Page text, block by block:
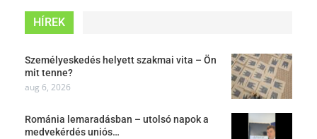
HÍREK
Személyeskedés helyett szakmai vita – Ön
mit tenne?
aug 6, 2026
Románia lemaradásban – utolsó napok a
medvekérdés uniós…